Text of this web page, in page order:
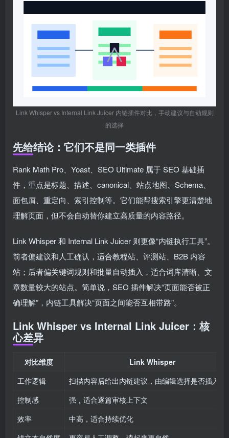
Link Whisper vs Internal Link Juicer 内链插件对比，手动建议与自动规则
的选择
先给结论：它们不是同一类插件
Rank Math Pro、Yoast、SEO Ultimate 属于 SEO 基础插
件，重点是标题、描述、canonical、站点地图、Schema、
面包屑、重定向、索引控制等。它们能帮搜索引擎更清楚地
理解页面，但不会自动替你建立高质量的内容路径。
Link Whisper 和 Internal Link Juicer 则更像“内链执行工具”。
前者偏建议和人工确认，适合教程站、评测站、B2B 内容
站；后者偏关键词规则和批量自动插入，适合词库清晰、文
章数量较大的站点。简单说，SEO 插件解决“页面能否被正
确理解”，内链工具解决“页面之间能否互相带路”。
Link Whisper vs Internal Link Juicer：核
心差异
对比维度
Link Whisper
工作逻辑
扫描内容后给出内链建议，由编辑选择是否插入
控制感
强，适合逐篇审核上下文
效率
中高，适合持续优化